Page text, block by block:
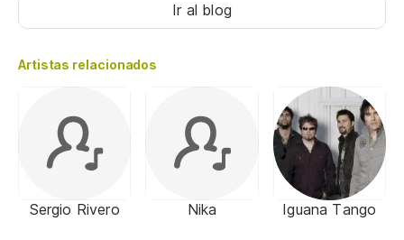
Ir al blog
Artistas relacionados
Sergio Rivero Nika Iguana Tango